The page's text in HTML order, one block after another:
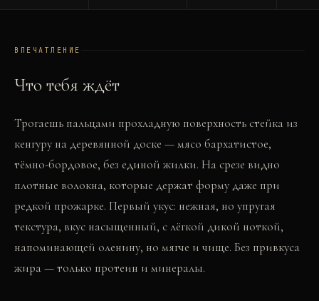
ВПЕЧАТЛЕНИЕ
Что тебя ждёт
Трогаешь пальцами прохладную поверхность стейка из
кенгуру на деревянной доске — мясо бархатистое,
тёмно-бордовое, без единой жилки. На срезе видно
плотные волокна, которые держат форму даже при
редкой прожарке. Первый укус: нежная, но упругая
текстура, вкус насыщенный, с лёгкой дикой ноткой,
напоминающей оленину, но мягче и чище. Без привкуса
жира — только протеин и минералы.